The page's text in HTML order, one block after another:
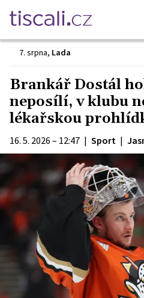
7. srpna, Lada
Brankář Dostál
neposílí, v klubu
lékařskou
16. 5. 2026 – 12:47 | Sport |